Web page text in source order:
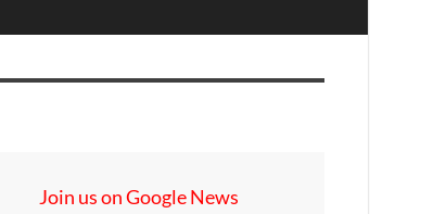
Join us on Google News